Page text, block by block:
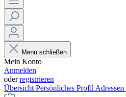
Menü schließen
Mein Konto
Anmelden
oderregistrieren
Übersicht Persönliches Profil Adressen